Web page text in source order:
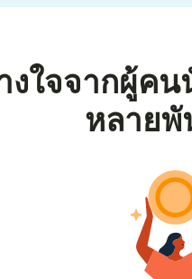
งใจจากผู้ค
หลายพั